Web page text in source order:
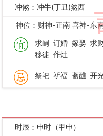
冲煞：冲牛(丁丑)煞西
神位：财神-正南 喜神-东
求嗣 订婚 嫁娶 求
移徙 作灶
祭祀 祈福 斋醮 开
时辰：申时（甲申）